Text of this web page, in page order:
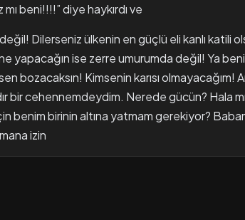
beni!!!!” diye haykırdı ve
Dilerseniz ülkenin en güçlü eli kanlı katili
yapacağın ise zerre umurumda değil! Ya
bozacaksın! Kimsenin karısı olmayacağım!
bir cehennemdeydim. Nerede gücün? Hala
benim birinin altına yatmam gerekiyor?
izin